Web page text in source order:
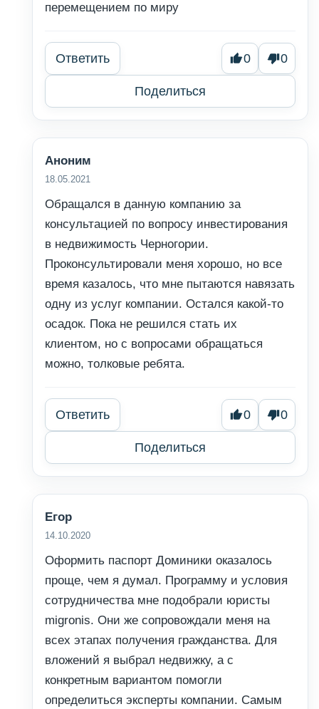
перемещением по миру
Ответить 0 0
Поделиться
Аноним
18.05.2021
Обращался в данную компанию за
консультацией по вопросу инвестирования
в недвижимость Черногории.
Проконсультировали меня хорошо, но все
время казалось, что мне пытаются навязать
одну из услуг компании. Остался какой-то
осадок. Пока не решился стать их
клиентом, но с вопросами обращаться
можно, толковые ребята.
Ответить 0 0
Поделиться
Егор
14.10.2020
Оформить паспорт Доминики оказалось
проще, чем я думал. Программу и условия
сотрудничества мне подобрали юристы
migronis. Они же сопровождали меня на
всех этапах получения гражданства. Для
вложений я выбрал недвижку, а с
конкретным вариантом помогли
определиться эксперты компании. Самым